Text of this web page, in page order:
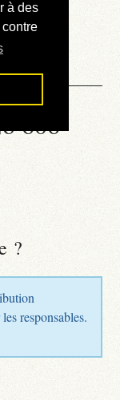
à des
606
?
responsables.